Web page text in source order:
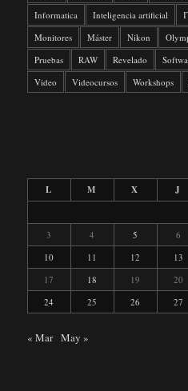
Informatica
Inteligencia artificial
Monitores
Máster Nikon
Pruebas
RAW Revelado
Video
Videocursos Workshops
L
M X J
3
4 5 6
10
11 12 13
17
18 19 20
24
25 26 27
« Mar May »